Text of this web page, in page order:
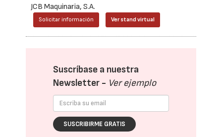
JCB Maquinaria, S.A.
Solicitar información Ver stand virtual
Suscríbase a nuestra
Newsletter - Ver ejemplo
SUSCRIBIRME GRATIS